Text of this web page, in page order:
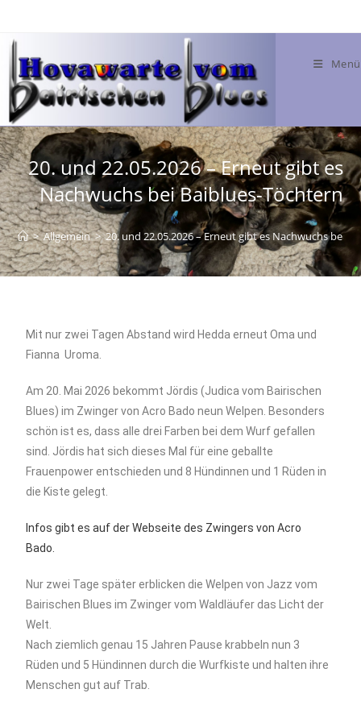
Menü
20. und 22.05.2026 – Erneut gibt es
Nachwuchs bei Baiblues-Töchtern
> Allgemein > 20. und 22.05.2026 – Erneut gibt es Nachwuchs bei
Mit nur zwei Tagen Abstand wird Hedda erneut Oma und
Fianna Uroma.
Am 20. Mai 2026 bekommt Jördis (Judica vom Bairischen
Blues) im Zwinger von Acro Bado neun Welpen. Besonders
schön ist es, dass alle drei Farben bei dem Wurf gefallen
sind. Jördis hat sich dieses Mal für eine geballte
Frauenpower entschieden und 8 Hündinnen und 1 Rüden in
die Kiste gelegt.
Infos gibt es auf der Webseite des Zwingers von Acro
Bado.
Nur zwei Tage später erblicken die Welpen von Jazz vom
Bairischen Blues im Zwinger vom Waldläufer das Licht der
Welt.
Nach ziemlich genau 15 Jahren Pause krabbeln nun 3
Rüden und 5 Hündinnen durch die Wurfkiste und halten ihre
Menschen gut auf Trab.